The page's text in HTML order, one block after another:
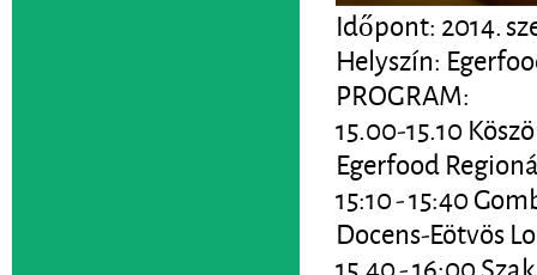
Időpont: 2014.
Helyszín:
PROGRAM:
15.00-15.10
Egerfood
15:10 - 15:40
Docens-Eötvös
15.40 - 16:00